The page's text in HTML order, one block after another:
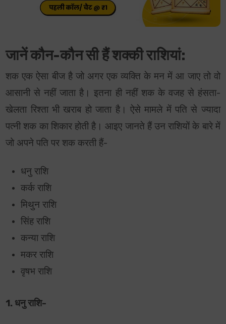
जानें कौन-कौन सी हैं शक्की राशियां:
शक एक ऐसा बीज है जो अगर एक व्यक्ति के मन में आ जाए तो वो
आसानी से नहीं जाता है। इतना ही नहीं शक के वजह से हंसता-
खेलता रिश्ता भी खराब हो जाता है। ऐसे मामले में पति से ज्यादा
पत्नी शक का शिकार होती है। आइए जानते हैं उन राशियों के बारे में
जो अपने पति पर शक करती हैं-
धनु राशि
कर्क राशि
मिथुन राशि
सिंह राशि
कन्या राशि
मकर राशि
वृषभ राशि
1. धनु राशि-